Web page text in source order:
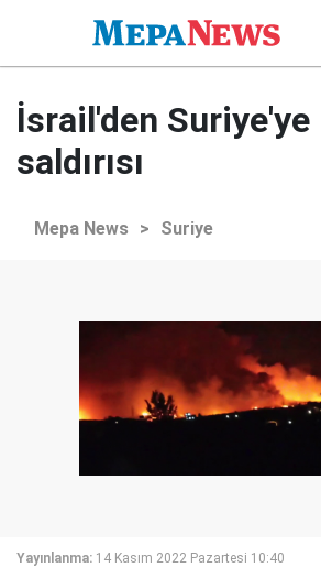
İsrail'den Suriye'ye
saldırısı
Mepa News > Suriye
Yayınlanma: 14 Kasım 2022 Pazartesi 10:40